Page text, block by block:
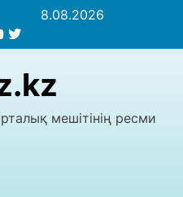
8.08.2026
мешітінің ресми